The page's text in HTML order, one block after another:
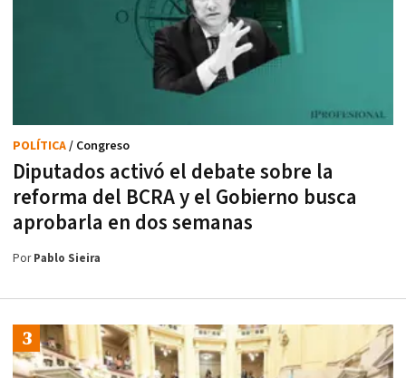
Diputados activó el debate sobre la
reforma del BCRA y el Gobierno busca
aprobarla en dos semanas
POLÍTICA/ Congreso
PorPablo Sieira